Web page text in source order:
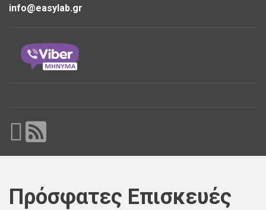
info@easylab.gr
Πρόσφατες Επισκευές